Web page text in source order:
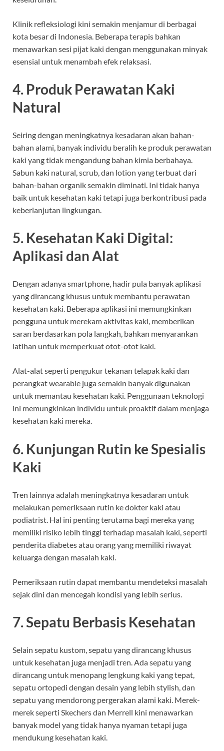
Klinik refleksiologi kini semakin menjamur di berbagai
kota besar di Indonesia. Beberapa terapis bahkan
menawarkan sesi pijat kaki dengan menggunakan minyak
esensial untuk menambah efek relaksasi.
4. Produk Perawatan Kaki
Natural
Seiring dengan meningkatnya kesadaran akan bahan-
bahan alami, banyak individu beralih ke produk perawatan
kaki yang tidak mengandung bahan kimia berbahaya.
Sabun kaki natural, scrub, dan lotion yang terbuat dari
bahan-bahan organik semakin diminati. Ini tidak hanya
baik untuk kesehatan kaki tetapi juga berkontribusi pada
keberlanjutan lingkungan.
5. Kesehatan Kaki Digital:
Aplikasi dan Alat
Dengan adanya smartphone, hadir pula banyak aplikasi
yang dirancang khusus untuk membantu perawatan
kesehatan kaki. Beberapa aplikasi ini memungkinkan
pengguna untuk merekam aktivitas kaki, memberikan
saran berdasarkan pola langkah, bahkan menyarankan
latihan untuk memperkuat otot-otot kaki.
Alat-alat seperti pengukur tekanan telapak kaki dan
perangkat wearable juga semakin banyak digunakan
untuk memantau kesehatan kaki. Penggunaan teknologi
ini memungkinkan individu untuk proaktif dalam menjaga
kesehatan kaki mereka.
6. Kunjungan Rutin ke Spesialis
Kaki
Tren lainnya adalah meningkatnya kesadaran untuk
melakukan pemeriksaan rutin ke dokter kaki atau
podiatrist. Hal ini penting terutama bagi mereka yang
memiliki risiko lebih tinggi terhadap masalah kaki, seperti
penderita diabetes atau orang yang memiliki riwayat
keluarga dengan masalah kaki.
Pemeriksaan rutin dapat membantu mendeteksi masalah
sejak dini dan mencegah kondisi yang lebih serius.
7. Sepatu Berbasis Kesehatan
Selain sepatu kustom, sepatu yang dirancang khusus
untuk kesehatan juga menjadi tren. Ada sepatu yang
dirancang untuk menopang lengkung kaki yang tepat,
sepatu ortopedi dengan desain yang lebih stylish, dan
sepatu yang mendorong pergerakan alami kaki. Merek-
merek seperti Skechers dan Merrell kini menawarkan
banyak model yang tidak hanya nyaman tetapi juga
mendukung kesehatan kaki.